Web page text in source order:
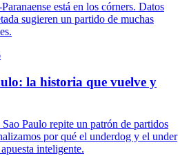
está en los córners. Datos
sugieren un partido de muchas
la historia que vuelve y
Paulo repite un patrón de partidos
por qué el underdog y el under
inteligente.